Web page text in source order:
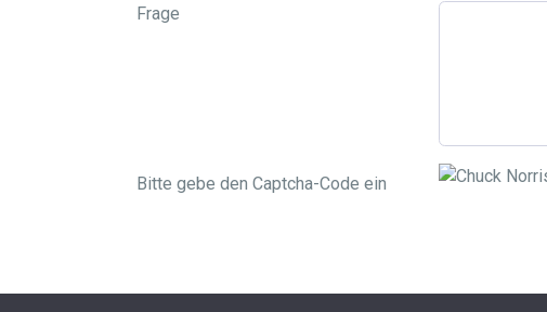
Frage
Bitte gebe den Captcha-Code ein